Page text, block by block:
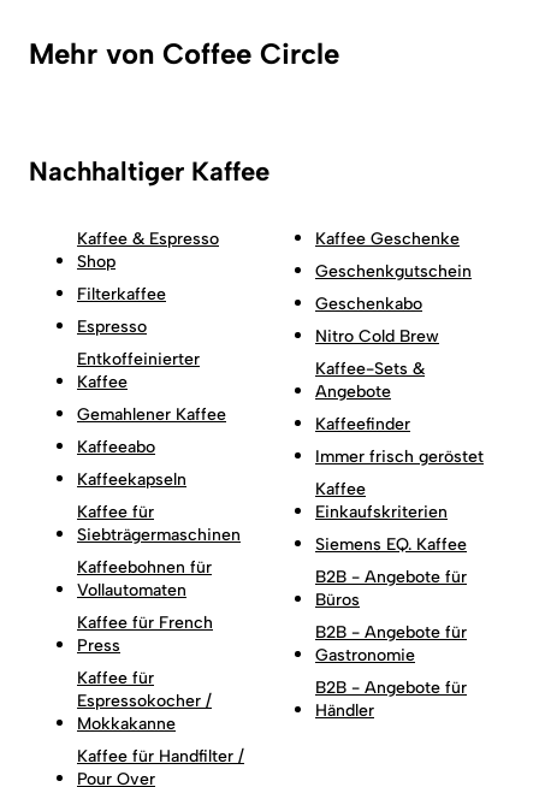
Mehr von Coffee Circle
Nachhaltiger Kaffee
Kaffee & Espresso
Shop
Filterkaffee
Espresso
Entkoffeinierter
Kaffee
Gemahlener Kaffee
Kaffeeabo
Kaffeekapseln
Kaffee für
Siebträgermaschinen
Kaffeebohnen für
Vollautomaten
Kaffee für French
Press
Kaffee für
Espressokocher /
Mokkakanne
Kaffee für Handfilter /
Pour Over
Kaffee Geschenke
Geschenkgutschein
Geschenkabo
Nitro Cold Brew
Kaffee-Sets &
Angebote
Kaffeefinder
Immer frisch geröstet
Kaffee
Einkaufskriterien
Siemens EQ. Kaffee
B2B - Angebote für
Büros
B2B - Angebote für
Gastronomie
B2B - Angebote für
Händler